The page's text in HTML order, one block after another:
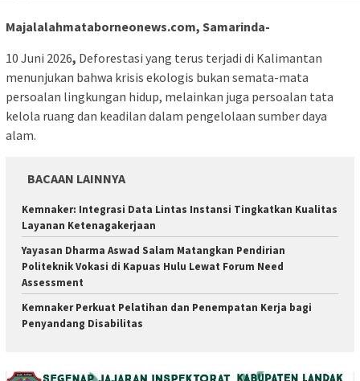
Majalalahmataborneonews.com, Samarinda-
10 Juni 2026, Deforestasi yang terus terjadi di Kalimantan
menunjukan bahwa krisis ekologis bukan semata-mata
persoalan lingkungan hidup, melainkan juga persoalan tata
kelola ruang dan keadilan dalam pengelolaan sumber daya
alam.
BACAAN LAINNYA
Kemnaker: Integrasi Data Lintas Instansi Tingkatkan Kualitas
Layanan Ketenagakerjaan
Yayasan Dharma Aswad Salam Matangkan Pendirian
Politeknik Vokasi di Kapuas Hulu Lewat Forum Need
Assessment
Kemnaker Perkuat Pelatihan dan Penempatan Kerja bagi
Penyandang Disabilitas